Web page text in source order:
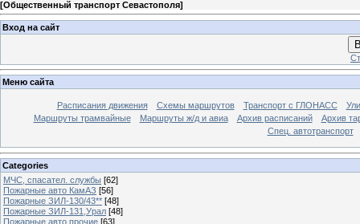
[Общественный транспорт Севастополя]
Вход на сайт
Меню сайта
Расписания движения Схемы маршрутов Транспорт с ГЛОНАСС
Маршруты трамвайные
Маршруты ж/д и авиа Архив расписаний
Архив
Спец. автотранспорт
Categories
МЧС, спасател. службы [62]
Пожарные авто КамАЗ [56]
Пожарные ЗИЛ-130/43** [48]
Пожарные ЗИЛ-131,Урал [48]
Пожарные авто прочие [63]